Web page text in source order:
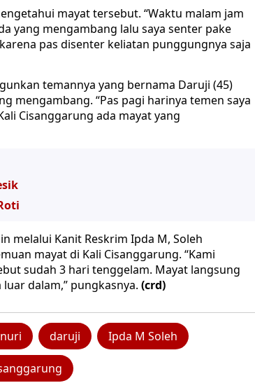
mayat tersebut. “Waktu malam jam
yang mengambang lalu saya senter pake
pas disenter keliatan punggungnya saja
temannya yang bernama Daruji (45)
mengambang. “Pas pagi harinya temen saya
Cisanggarung ada mayat yang
melalui Kanit Reskrim Ipda M, Soleh
mayat di Kali Cisanggarung. “Kami
sudah 3 hari tenggelam. Mayat langsung
dalam,” pungkasnya. (crd)
daruji Ipda M Soleh